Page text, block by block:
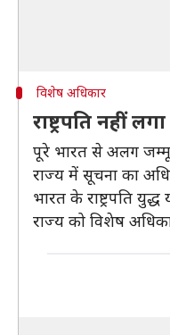
विशेष अधिकार
राष्ट्रपति नहीं
पूरे भारत से अलग जम्मू-
राज्य में सूचना का
भारत के राष्ट्रपति
राज्य को विशेष